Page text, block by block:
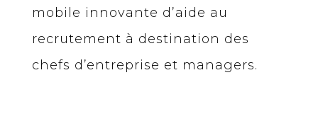
mobile innovante d’aide au
recrutement à destination des
chefs d’entreprise et managers.